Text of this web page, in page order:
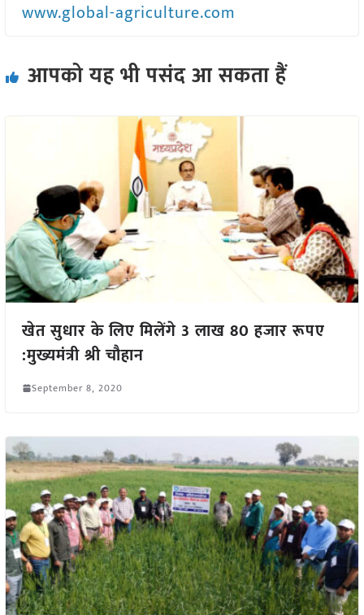
www.global-agriculture.com
आपको यह भी पसंद आ सकता हैं
खेत सुधार के लिए मिलेंगे 3 लाख 80 हजार रूपए
:मुख्यमंत्री श्री चौहान
September 8, 2020